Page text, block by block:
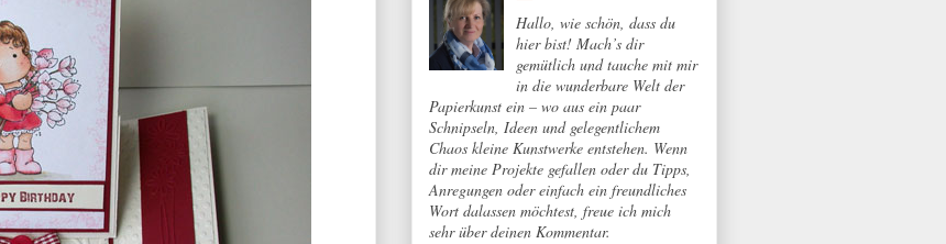
Hallo, wie schön, dass du
hier bist! Mach’s dir
gemütlich und tauche mit mir
in die wunderbare Welt der
Papierkunst ein – wo aus ein paar
Schnipseln, Ideen und gelegentlichem
Chaos kleine Kunstwerke entstehen. Wenn
dir meine Projekte gefallen oder du Tipps,
Anregungen oder einfach ein freundliches
Wort dalassen möchtest, freue ich mich
sehr über deinen Kommentar.